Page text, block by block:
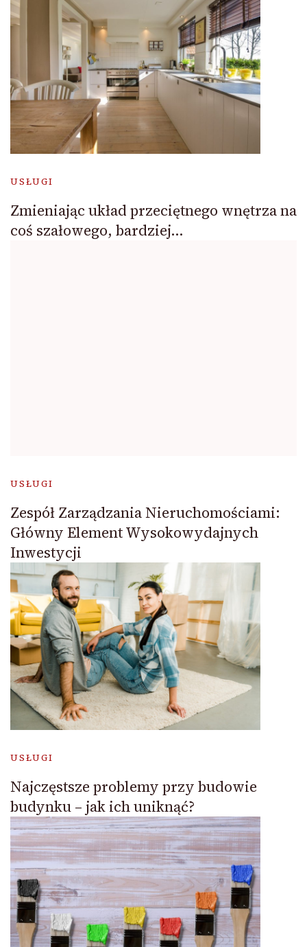
USŁUGI
Zmieniając układ przeciętnego wnętrza na
coś szałowego, bardziej…
USŁUGI
Zespół Zarządzania Nieruchomościami:
Główny Element Wysokowydajnych
Inwestycji
USŁUGI
Najczęstsze problemy przy budowie
budynku – jak ich uniknąć?